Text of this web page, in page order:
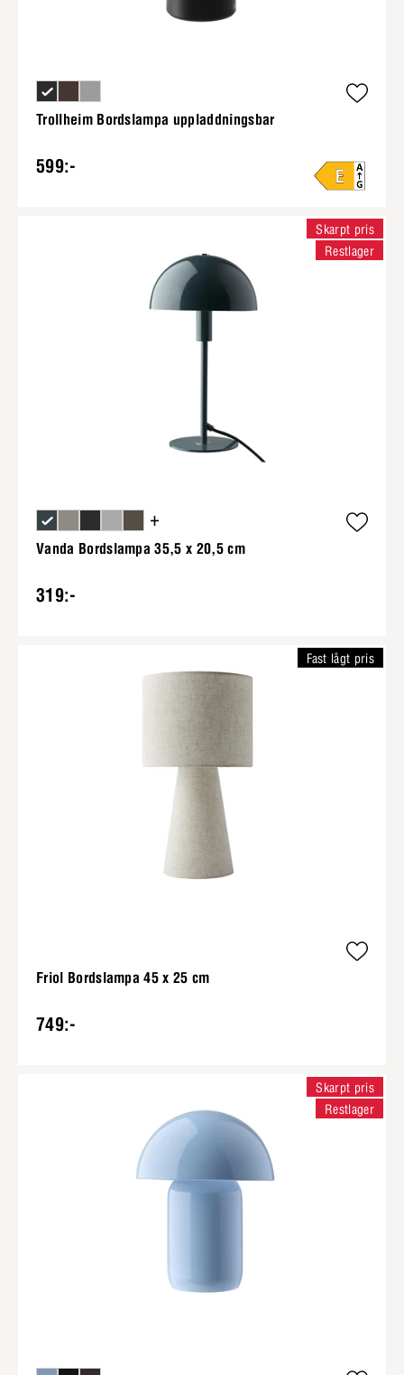
Trollheim Bordslampa uppladdningsbar
599:-
+
Vanda Bordslampa 35,5 x 20,5 cm
319:-
Skarpt pris
Restlager
Friol Bordslampa 45 x 25 cm
749:-
Fast lågt pris
Skarpt pris
Restlager